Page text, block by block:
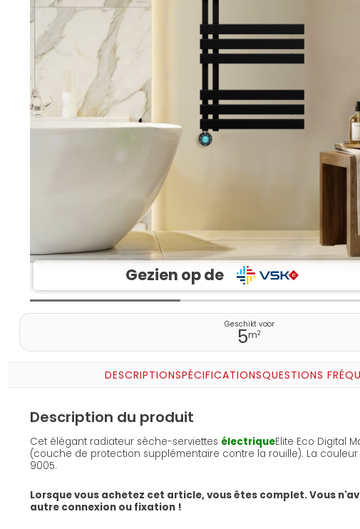
Gezien op de
Geschikt voor
5m2
DESCRIPTIONSPÉCIFICATIONSQUESTIONS
Description du produit
Cet élégant radiateur sèche-serviettes électriqueElite Eco Digital
(couche de protection supplémentaire contre la rouille). La couleur
9005.
Lorsque vous achetez cet article, vous êtes complet. Vous
autre connexion ou fixation !